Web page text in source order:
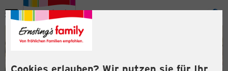
Menü